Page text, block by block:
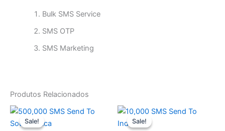
Bulk SMS Service
SMS OTP
SMS Marketing
Produtos Relacionados
Sale!
Sale!
O
preço
original
O
Sale!
Sale!
O
preço
original
O
preço
atual